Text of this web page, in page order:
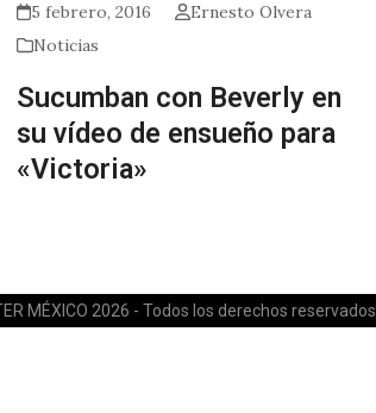
5 febrero, 2016
Ernesto Olvera
Noticias
Sucumban con Beverly en
su vídeo de ensueño para
«Victoria»
MÉXICO 2026 - Todos los derechos reservados